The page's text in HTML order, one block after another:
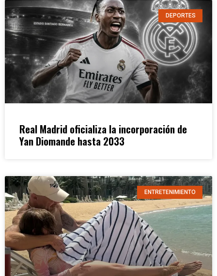
DEPORTES
Real Madrid oficializa la incorporación de
Yan Diomande hasta 2033
ENTRETENIMIENTO